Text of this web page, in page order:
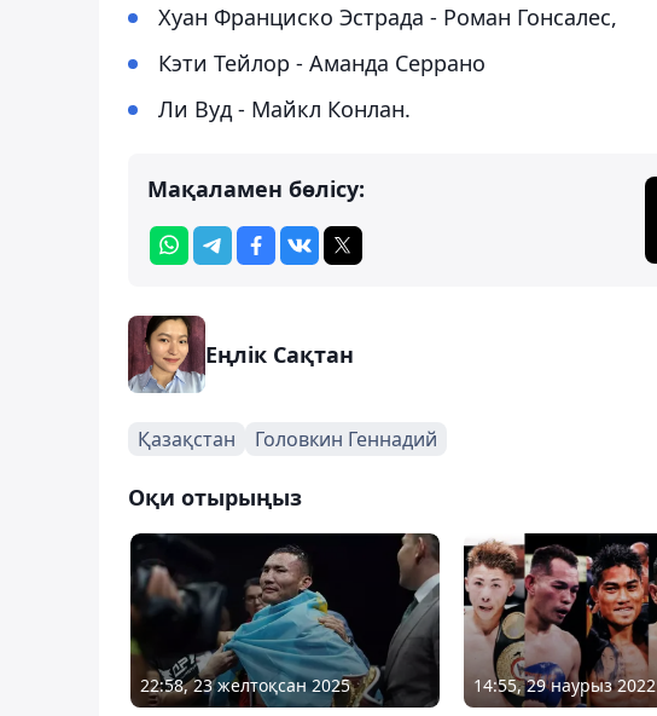
Хуан Франциско Эстрада - Роман Гонсалес,
Кэти Тейлор - Аманда Серрано
Ли Вуд - Майкл Конлан.
Мақаламен бөлісу:
Еңлік Сақтан
Қазақстан Головкин Геннадий
Оқи отырыңыз
22:58, 23 желтоқсан 2025 14:55, 29 наурыз 2022